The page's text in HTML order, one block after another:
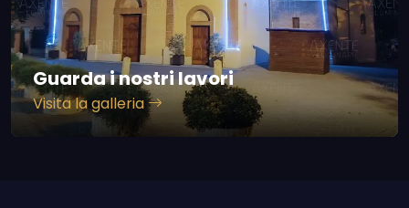
Guarda i nostri lavori
Visita la galleria